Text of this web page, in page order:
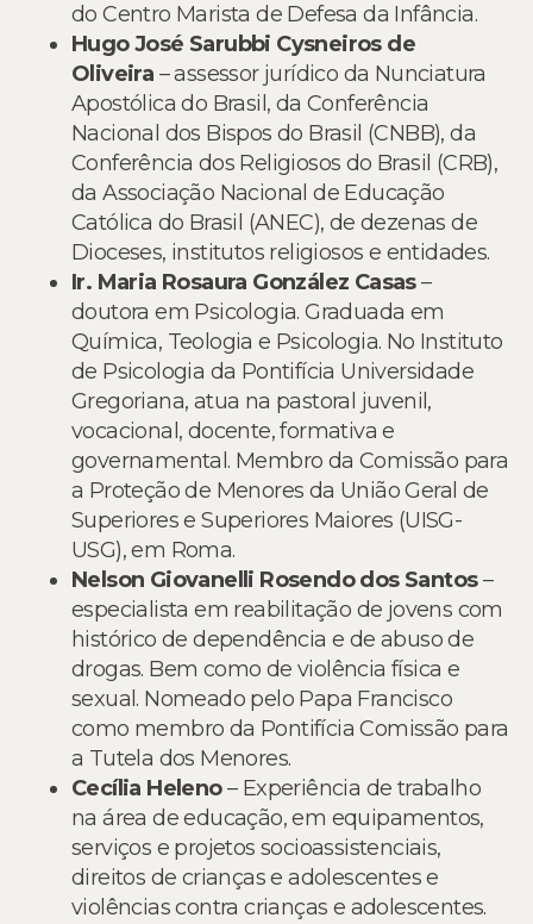
do Centro Marista de Defesa da Infância.
Hugo José Sarubbi Cysneiros de
Oliveira – assessor jurídico da Nunciatura
Apostólica do Brasil, da Conferência
Nacional dos Bispos do Brasil (CNBB), da
Conferência dos Religiosos do Brasil (CRB),
da Associação Nacional de Educação
Católica do Brasil (ANEC), de dezenas de
Dioceses, institutos religiosos e entidades.
Ir. Maria Rosaura González Casas–
doutora em Psicologia. Graduada em
Química, Teologia e Psicologia. No Instituto
de Psicologia da Pontifícia Universidade
Gregoriana, atua na pastoral juvenil,
vocacional, docente, formativa e
governamental. Membro da Comissão para
a Proteção de Menores da União Geral de
Superiores e Superiores Maiores (UISG-
USG), em Roma.
Nelson Giovanelli Rosendo dos Santos–
especialista em reabilitação de jovens com
histórico de dependência e de abuso de
drogas. Bem como de violência física e
sexual. Nomeado pelo Papa Francisco
como membro da Pontifícia Comissão para
a Tutela dos Menores.
Cecília Heleno– Experiência de trabalho
na área de educação, em equipamentos,
serviços e projetos socioassistenciais,
direitos de crianças e adolescentes e
violências contra crianças e adolescentes.